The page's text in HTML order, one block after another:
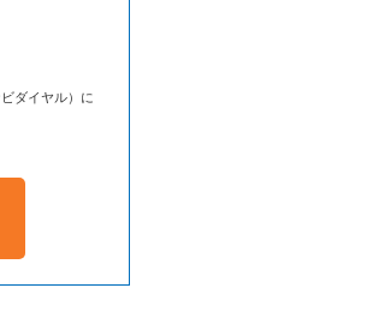
ダイヤル）に